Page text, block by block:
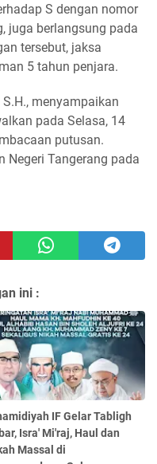
S dengan nomor
juga berlangsung pada
tersebut, jaksa
5 tahun penjara.
menyampaikan
pada Selasa, 14
putusan.
Negeri Tangerang pada
ini :
IF Gelar Tabligh
Isra' Mi'raj, Haul dan
Massal di